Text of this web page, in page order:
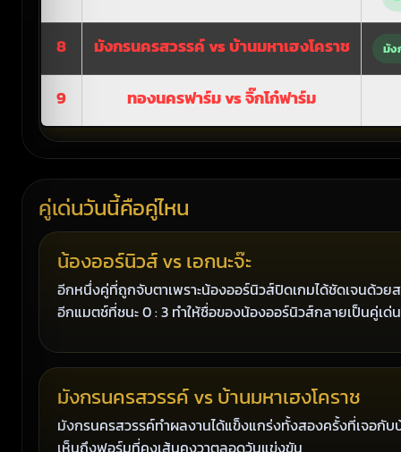
8 มังกรนครสวรรค์ vs บ้านมหาเฮงโคราช มัง
9 ทองนครฟาร์ม vs จิ๊กโก๋ฟาร์ม
คู่เด่นวันนี้คือคู่ไหน
น้องออร์นิวส์ vs เอกนะจ๊ะ
อีกหนึ่งคู่ที่ถูกจับตาเพราะน้องออร์นิวส์ปิดเกมได้ชัดเจนด้ว
อีกแมตช์ที่ชนะ 0 : 3 ทำให้ชื่อของน้องออร์นิวส์กลายเป็นคู่เ
มังกรนครสวรรค์ vs บ้านมหาเฮงโคราช
มังกรนครสวรรค์ทำผลงานได้แข็งแกร่งทั้งสองครั้งที่เจอกับ
เห็นถึงฟอร์มที่คงเส้นคงวาตลอดวันแข่งขัน